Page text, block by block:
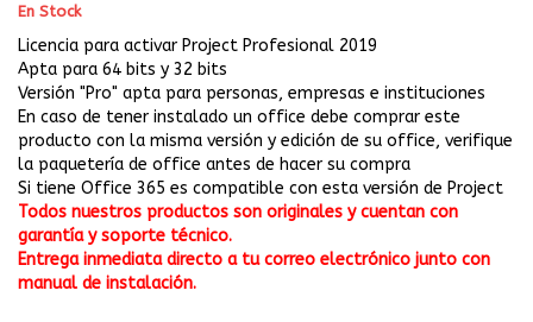
En Stock
Licencia para activar Project Profesional 2019
Apta para 64 bits y 32 bits
Versión "Pro" apta para personas, empresas e instituciones
En caso de tener instalado un office debe comprar este
producto con la misma versión y edición de su office, verifique
la paquetería de office antes de hacer su compra
Si tiene Office 365 es compatible con esta versión de Project
Todos nuestros productos son originales y cuentan con
garantía y soporte técnico.
Entrega inmediata directo a tu correo electrónico junto con
manual de instalación.